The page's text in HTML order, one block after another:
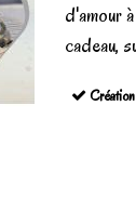
d'amour
cadeau,